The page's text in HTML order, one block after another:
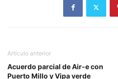
Artículo anterior
Acuerdo parcial de Air-e con
Puerto Millo y Vipa verde